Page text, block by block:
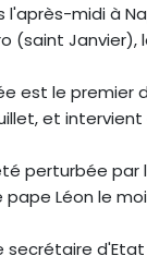
l'après-midi à
(saint
est le premier
et
perturbée
pape Léon le
secrétaire